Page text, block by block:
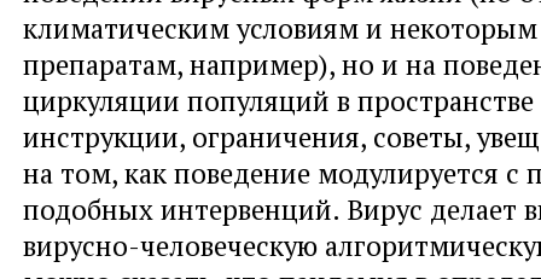
климатическим условиям и
препаратам, например), но и на
циркуляции популяций в
инструкции, ограничения, советы,
на том, как поведение модулируется
подобных интервенций. Вирус делает
вирусно-человеческую